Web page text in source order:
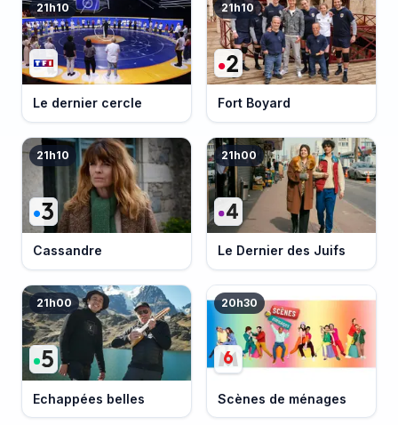
21h10
Le dernier cercle
21h10
Fort Boyard
21h10
Cassandre
21h00
Le Dernier des Juifs
21h00
Echappées belles
20h30
Scènes de ménages